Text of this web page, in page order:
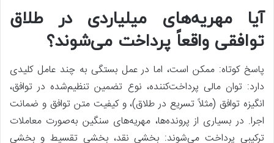
آیا مهریه‌های میلیاردی در طلاق
توافقی واقعاً پرداخت می‌شوند؟
پاسخ کوتاه: ممکن است، اما در عمل بستگی به چند عامل کلیدی
دارد: توان مالی پرداخت‌کننده، نوع تضمین تنظیم‌شده در توافق،
انگیزه توافق (مثلاً تسریع در طلاق)، و کیفیت متن توافق و ضمانت
اجرا. در بسیاری از پرونده‌ها، مهریه‌های سنگین به‌صورت معاملات
ترکیبی پرداخت می‌شوند: بخشی نقد، بخشی تقسیط و بخشی